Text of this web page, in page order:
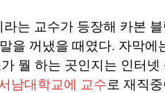
는 교수가 등장해 카본
을 꺼냈을 때였다. 자막에
뭘 하는 곳인지는 인터넷
남대학교에 교수로 재직